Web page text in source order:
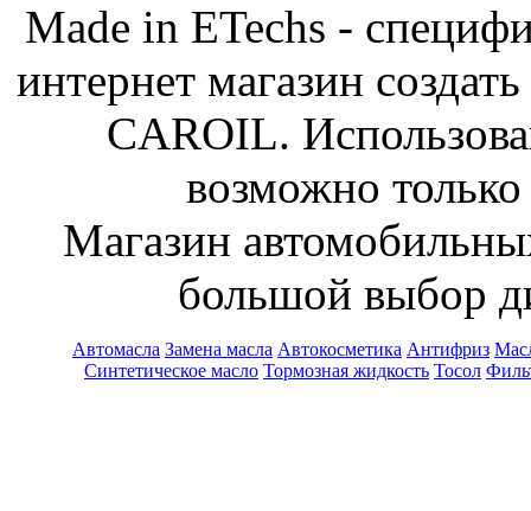
Made in ETechs -
интернет магазин
CAROIL.
возможно
Магазин
большой выбор
Автомасла Замена масла Автокосметика Антифриз
Синтетическое масло Тормозная жидкость Тосол